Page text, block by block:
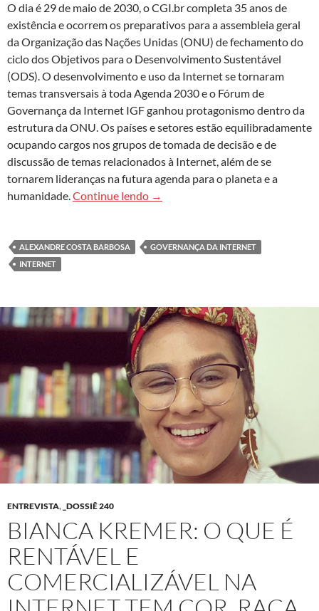
O dia é 29 de maio de 2030, o CGI.br completa 35 anos de
existência e ocorrem os preparativos para a assembleia geral
da Organização das Nações Unidas (ONU) de fechamento do
ciclo dos Objetivos para o Desenvolvimento Sustentável
(ODS). O desenvolvimento e uso da Internet se tornaram
temas transversais à toda Agenda 2030 e o Fórum de
Governança da Internet IGF ganhou protagonismo dentro da
estrutura da ONU. Os países e setores estão equilibradamente
ocupando cargos nos grupos de tomada de decisão e de
discussão de temas relacionados à Internet, além de se
tornarem lideranças na futura agenda para o planeta e a
humanidade.Continue lendo A soberania digital sustentável
→
ALEXANDRE COSTA BARBOSA
GOVERNANÇA DA INTERNET
INTERNET
ENTREVISTA, _DOSSIÊ 240
BIANCA KREMER: O QUE É
RENTÁVEL E
COMERCIALIZÁVEL NA